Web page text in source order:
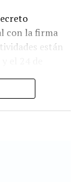
sería un
en el
en 40
con la firma
están
es
planeamiento